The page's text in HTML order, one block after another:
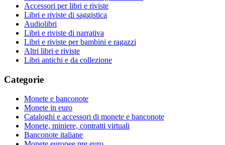
Accessori per libri e riviste
Libri e riviste di saggistica
Audiolibri
Libri e riviste di narrativa
Libri e riviste per bambini e ragazzi
Altri libri e riviste
Libri antichi e da collezione
Categorie
Monete e banconote
Monete in euro
Cataloghi e accessori di monete e banconote
Monete, miniere, contratti virtuali
Banconote italiane